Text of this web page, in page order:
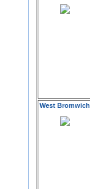
West Bromwich